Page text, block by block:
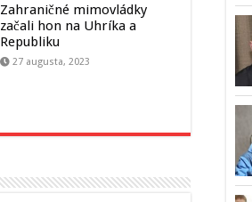
Zahraničné mimovládky
začali hon na Uhríka a
Republiku
27 augusta, 2023